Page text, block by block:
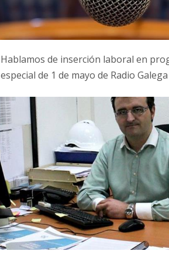
Hablamos de inserción laboral en
especial de 1 de mayo de Radio Galega